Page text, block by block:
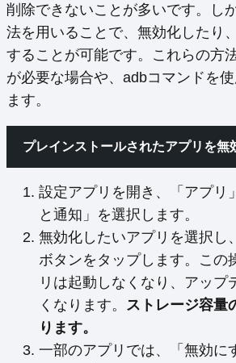
削除できないことが多いです。し
法を用いることで、無効化したり
することが可能です。これらの方
が必要な場合や、adbコマンドを
ます。
プレインストールされたアプリを無
設定アプリを開き、「アプリ
と通知」を選択します。
無効化したいアプリを選択し
ボタンをタップします。この
リは起動しなくなり、アップ
くなります。 ストレージ容量
ります。
一部のアプリでは、「無効に